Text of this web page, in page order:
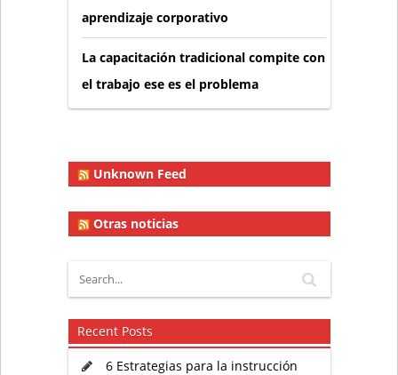
aprendizaje corporativo
La capacitación tradicional compite con
el trabajo ese es el problema
Unknown Feed
Otras noticias
Recent Posts
6 Estrategias para la instrucción